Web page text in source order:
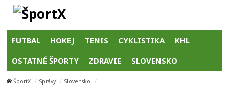
FUTBAL HOKEJ TENIS CYKLISTIKA KHL
OSTATNÉ ŠPORTY ZDRAVIE SLOVENSKO
ŠportX Správy Slovensko